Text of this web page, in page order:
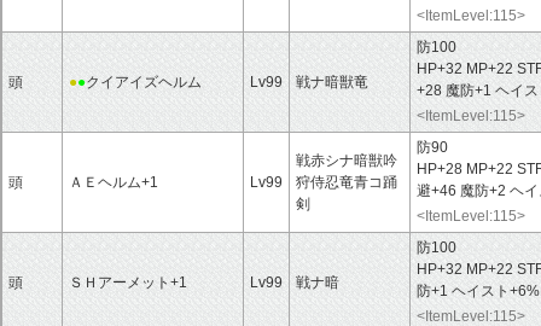
<ItemLevel:115>
頭 ●●クイアイズヘルム Lv99 戦ナ暗獣竜
防100
HP+32 MP+22
+28 魔防+1 ヘイ
<ItemLevel:115>
頭 ＡＥヘルム+1 Lv99
戦赤シナ暗獣吟
狩侍忍竜青コ踊
剣
防90
HP+28 MP+22
避+46 魔防+2 ヘ
<ItemLevel:115>
頭 ＳＨアーメット+1 Lv99 戦ナ暗
防100
HP+32 MP+22
防+1 ヘイスト
<ItemLevel:115>